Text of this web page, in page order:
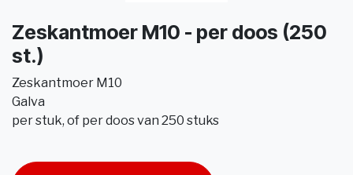
Zeskantmoer M10 - per doos (250
st.)
Zeskantmoer M10
Galva
per stuk, of per doos van 250 stuks